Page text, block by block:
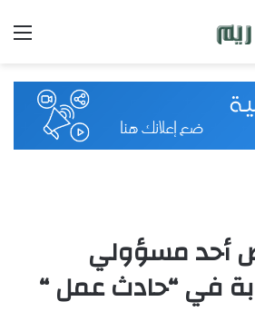
أحد مسؤولي
في “حادث عمل “